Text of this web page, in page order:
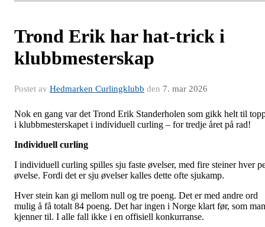
Trond Erik har hat-trick i
klubbmesterskap
Postet av Hedmarken Curlingklubb den 7. mar 2026
Nok en gang var det Trond Erik Standerholen som gikk helt til
i klubbmesterskapet i individuell curling – for tredje året på rad!
Individuell curling
I individuell curling spilles sju faste øvelser, med fire steiner hver
øvelse. Fordi det er sju øvelser kalles dette ofte sjukamp.
Hver stein kan gi mellom null og tre poeng. Det er med andre ord
mulig å få totalt 84 poeng. Det har ingen i Norge klart før, som man
kjenner til. I alle fall ikke i en offisiell konkurranse.